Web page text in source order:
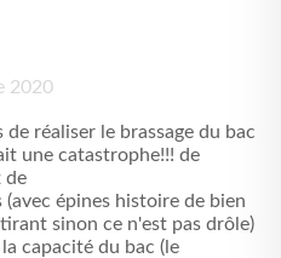
IDENTIFICATION
CONTACT
2020
réaliser le brassage du bac
une catastrophe!!! de
de
épines histoire de bien
sinon ce n'est pas drôle)
capacité du bac (le